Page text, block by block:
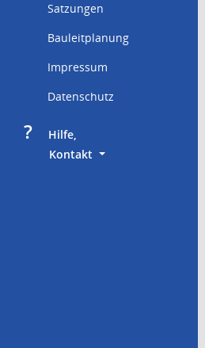
Satzungen
Bauleitplanung
Impressum
Datenschutz
?
     Hilfe,
Kontakt